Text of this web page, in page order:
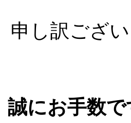
申し訳ござ
誠にお手数